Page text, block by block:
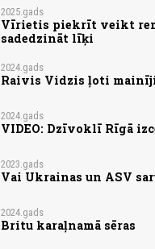
2025.gads
Vīrietis piekrīt veikt
sadedzināt līķi
2024.gads
Raivis Vidzis ļoti
2024.gads
VIDEO: Dzīvoklī Rīgā
2023.gads
Vai Ukrainas un ASV
2024.gads
Britu karaļnamā sēras